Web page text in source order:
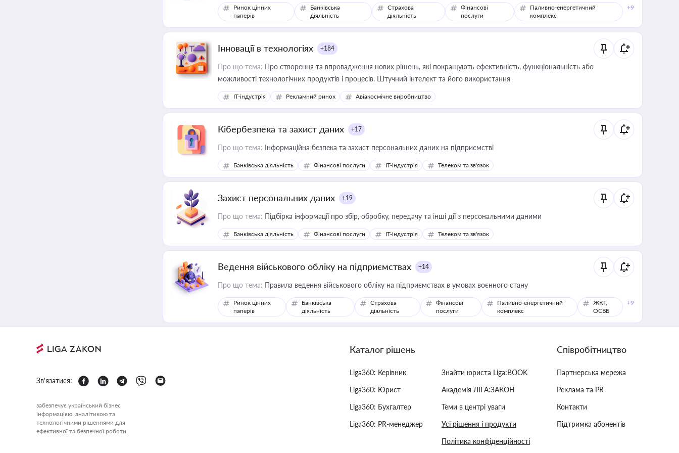
Ринок цінних
паперів
Банківська
діяльність
Страхова
діяльність
Фінансові
послуги
Паливно-енергетичний
комплекс
+9
Інновації в технологіях +184
Про що тема: Про створення та впровадження нових рішень, які покращують ефективність, функціональність або
можливості технологічних продуктів і процесів. Штучний інтелект та його використання
IT-індустрія Рекламний ринок Авіакосмічне виробництво
Кібербезпека та захист даних +17
Про що тема: Інформаційна безпека та захист персональних даних на підприємстві
Банківська діяльність Фінансові послуги IT-індустрія Телеком та зв'язок
Захист персональних даних +19
Про що тема: Підбірка інформації про збір, обробку, передачу та інші дії з персональними даними
Банківська діяльність Фінансові послуги IT-індустрія Телеком та зв'язок
Ведення військового обліку на підприємствах +14
Про що тема: Правила ведення військового обліку на підприємствах в умовах воєнного стану
Ринок цінних
паперів
Банківська
діяльність
Страхова
діяльність
Фінансові
послуги
Паливно-енергетичний
комплекс
ЖКГ,
ОСББ
+9
Зв'язатися:
забезпечує український бізнес
інформацією, аналітикою та
технологічними рішеннями для
ефективної та безпечної роботи.
Каталог рішень
Liga360: Керівник
Liga360: Юрист
Liga360: Бухгалтер
Liga360: PR-менеджер
Знайти юриста Liga:BOOK
Академія ЛІГА:ЗАКОН
Теми в центрі уваги
Усі рішення і продукти
Політика конфіденційності
Співробітництво
Партнерська мережа
Реклама та PR
Контакти
Підтримка абонентів